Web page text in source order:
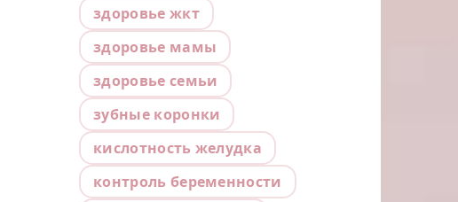
здоровье жкт
здоровье мамы
здоровье семьи
зубные коронки
кислотность желудка
контроль беременности